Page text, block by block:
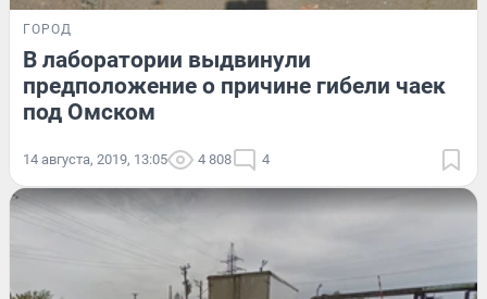
ГОРОД
В лаборатории выдвинули
предположение о причине гибели чаек
под Омском
14 августа, 2019, 13:05 4 808 4